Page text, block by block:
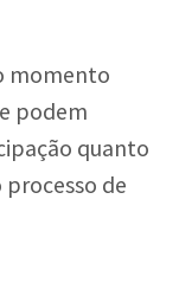
momento
podem
quanto
de